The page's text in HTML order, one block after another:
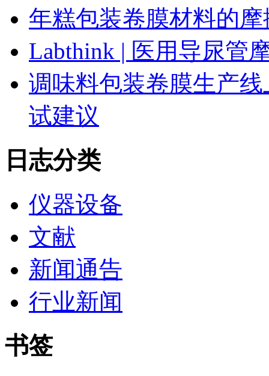
年糕包装卷膜材料的
Labthink | 医用导尿管
调味料包装卷膜生产
试建议
日志分类
仪器设备
文献
新闻通告
行业新闻
书签